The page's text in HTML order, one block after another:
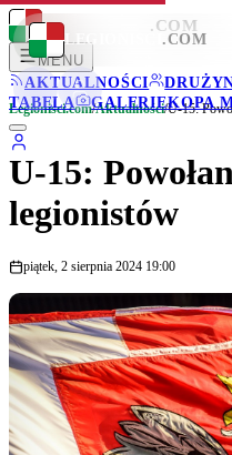
LEGIONISCI .COM
MENU
AKTUALNOŚCI
TABELA
GALERIEKOPA
LEGIONISCI .COM
Legionisci.com/Aktualności/U-15:
U-15:
legionistów
piątek, 2 sierpnia 2024 19:00